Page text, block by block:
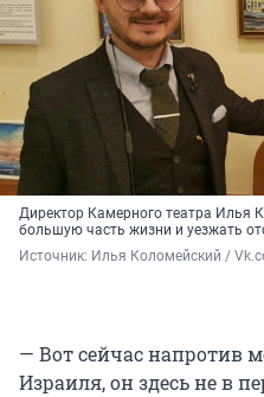
Директор Камерного театра Илья
большую часть жизни и уезжать
Источник: Илья Коломейский /
— Вот сейчас напротив
Израиля, он здесь не в